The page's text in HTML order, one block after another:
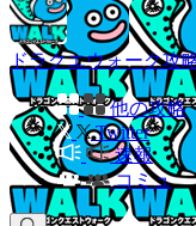
ドラクエウォーク攻
他の攻略
Twitter
速報
コミュ